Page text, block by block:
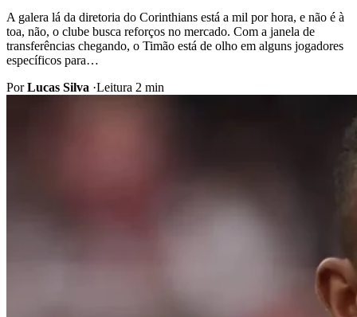
A galera lá da diretoria do Corinthians está a mil por hora, e não é à
toa, não, o clube busca reforços no mercado. Com a janela de
transferências chegando, o Timão está de olho em alguns jogadores
específicos para…
PorLucas Silva ·Leitura 2 min